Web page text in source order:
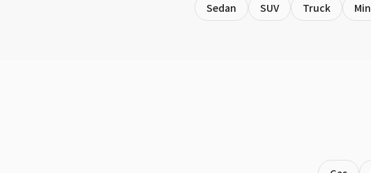
Sedan SUV Truck